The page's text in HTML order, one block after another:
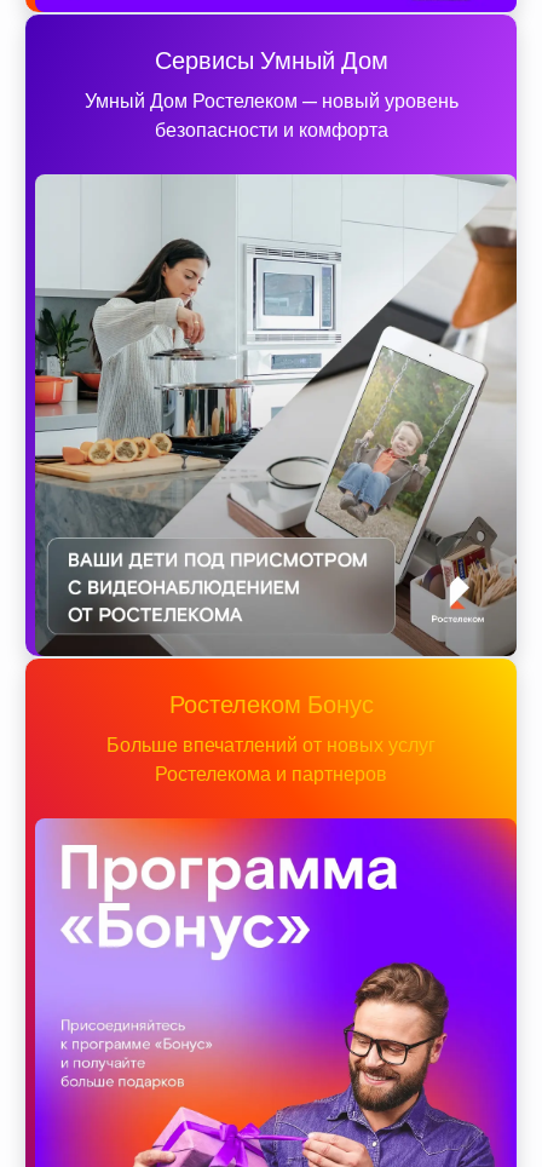
Сервисы Умный Дом
Умный Дом Ростелеком — новый уровень
безопасности и комфорта
Ростелеком Бонус
Больше впечатлений от новых услуг
Ростелекома и партнеров